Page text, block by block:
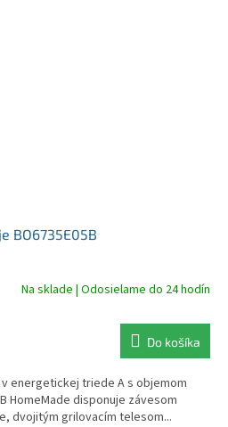
BO6735E05B
Na sklade | Odosielame do 24 hodín
Do košíka
energetickej triede A s objemom
HomeMade disponuje závesom
dvojitým grilovacím telesom...